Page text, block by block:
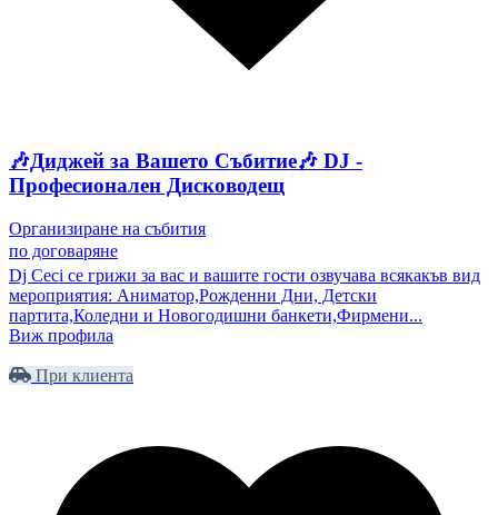
🎶Диджей за Вашето Събитие🎶 DJ -
Професионален Дисководещ
Организиране на събития
по договаряне
Dj Ceci се грижи за вас и вашите гости озвучава всякакъв вид
мероприятия: Аниматор,Рожденни Дни, Детски
партита,Коледни и Новогодишни банкети,Фирмени...
Виж профила
При клиента